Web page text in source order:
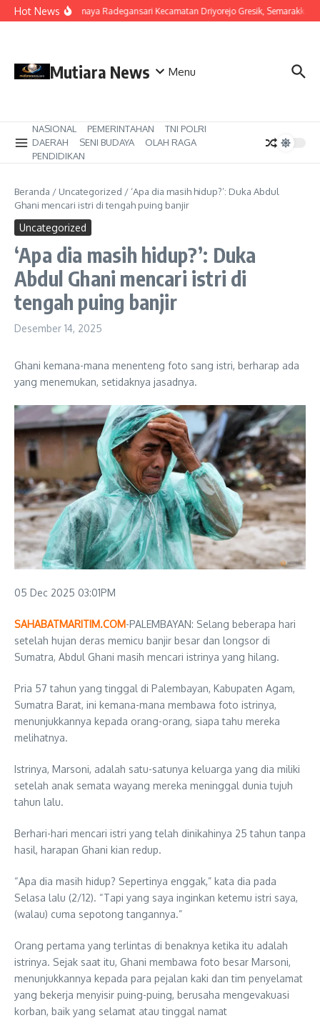
Lewati ke konten
Hot News
RW 9 Kalimaya Radegansari Kecamatan Driyorejo Gresik, Semarakkan
Mutiara News Menu
NASIONAL PEMERINTAHAN
TNI POLRI
DAERAH
SENI BUDAYA
OLAH RAGA
PENDIDIKAN
Beranda / Uncategorized / ‘Apa dia masih hidup?’: Duka Abdul
Ghani mencari istri di tengah puing banjir
Uncategorized
‘Apa dia masih hidup?’: Duka
Abdul Ghani mencari istri di
tengah puing banjir
Desember 14, 2025
Ghani kemana-mana menenteng foto sang istri, berharap ada
yang menemukan, setidaknya jasadnya.
05 Dec 2025 03:01PM
SAHABATMARITIM.COM-PALEMBAYAN: Selang beberapa hari
setelah hujan deras memicu banjir besar dan longsor di
Sumatra, Abdul Ghani masih mencari istrinya yang hilang.
Pria 57 tahun yang tinggal di Palembayan, Kabupaten Agam,
Sumatra Barat, ini kemana-mana membawa foto istrinya,
menunjukkannya kepada orang-orang, siapa tahu mereka
melihatnya.
Istrinya, Marsoni, adalah satu-satunya keluarga yang dia miliki
setelah anak semata wayang mereka meninggal dunia tujuh
tahun lalu.
Berhari-hari mencari istri yang telah dinikahinya 25 tahun tanpa
hasil, harapan Ghani kian redup.
“Apa dia masih hidup? Sepertinya enggak,” kata dia pada
Selasa lalu (2/12). “Tapi yang saya inginkan ketemu istri saya,
(walau) cuma sepotong tangannya.”
Orang pertama yang terlintas di benaknya ketika itu adalah
istrinya. Sejak saat itu, Ghani membawa foto besar Marsoni,
menunjukkannya kepada para pejalan kaki dan tim penyelamat
yang bekerja menyisir puing-puing, berusaha mengevakuasi
korban, baik yang selamat atau tinggal namat